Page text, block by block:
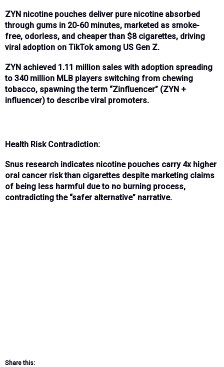
ZYN nicotine pouches deliver pure nicotine absorbed
through gums in 20-60 minutes, marketed as smoke-
free, odorless, and cheaperthan $8 cigarettes, driving
viral adoption on TikTokamong US Gen Z.
ZYN achieved 1.11 million sales with adoption spreading
to 340 million MLB players switching from chewing
tobacco, spawning the term “Zinfluencer” (ZYN +
influencer) to describe viral promoters.
Health Risk Contradiction:
Snus research indicates nicotine pouches carry 4x higher
oral cancer riskthan cigarettes despite marketing claims
of being less harmful due to no burning process,
contradicting the “safer alternative” narrative.
Share this: